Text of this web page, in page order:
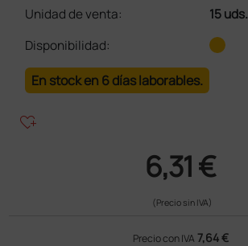
Unidad de venta:
15 uds.
Disponibilidad:
En stock en 6 días laborables.
heart_plus
6,31 €
(Precio sin IVA)
Precio con IVA 7,64 €